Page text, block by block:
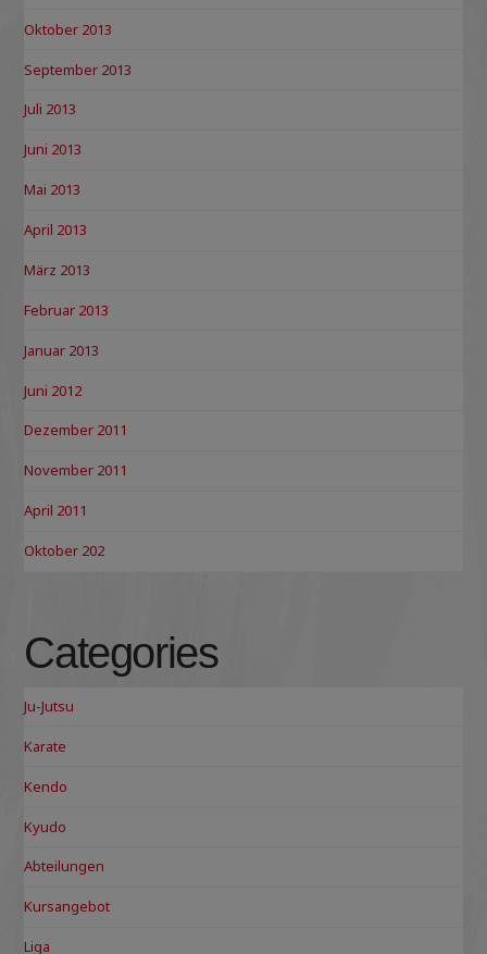
Oktober 2013
September 2013
Juli 2013
Juni 2013
Mai 2013
April 2013
März 2013
Februar 2013
Januar 2013
Juni 2012
Dezember 2011
November 2011
April 2011
Oktober 202
Categories
Ju-Jutsu
Karate
Kendo
Kyudo
Abteilungen
Kursangebot
Liga